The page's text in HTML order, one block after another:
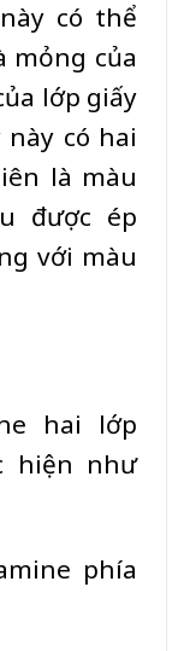
có thể
mỏng của
lớp giấy
có hai
là màu
được ép
với màu
hai lớp
hiện như
phía